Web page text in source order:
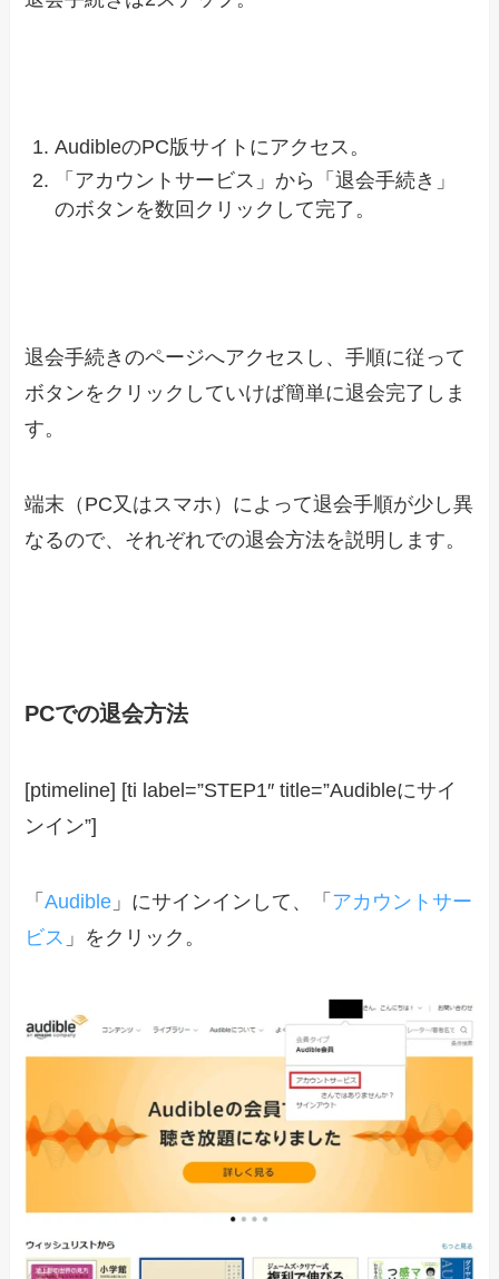
AudibleのPC版サイトにアクセス。
「アカウントサービス」から「退会手続き」
のボタンを数回クリックして完了。
退会手続きのページへアクセスし、手順に従って
ボタンをクリックしていけば簡単に退会完了しま
す。
端末（PC又はスマホ）によって退会手順が少し異
なるので、それぞれでの退会方法を説明します。
PCでの退会方法
[ptimeline] [ti label=”STEP1″ title=”Audibleにサイ
ンイン”]
「Audible 」にサインインして、「 アカウントサー
ビス 」をクリック。